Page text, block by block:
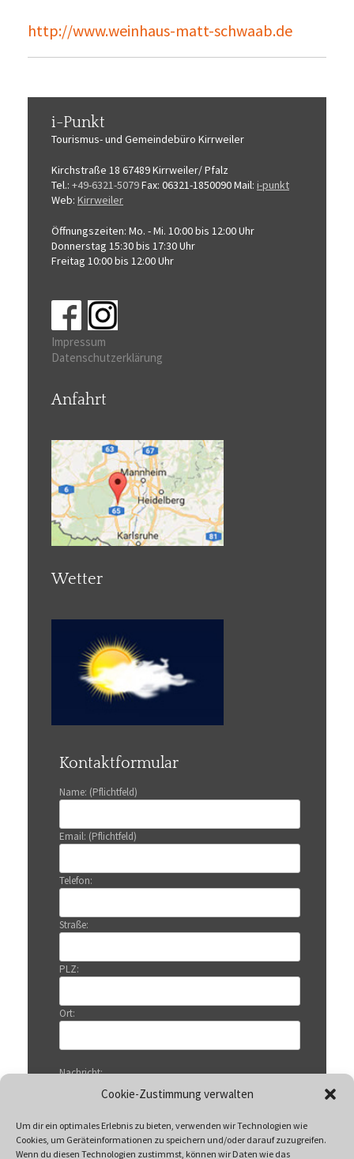
Cookie-Zustimmung verwalten
Um dir ein optimales Erlebnis zu bieten, verwenden wir Technologien wie
Cookies, um Geräteinformationen zu speichern und/oder darauf zuzugreifen.
Wenn du diesen Technologien zustimmst, können wir Daten wie das
http://www.weinhaus-matt-schwaab.de
i-Punkt
Tourismus-und Gemeindebüro Kirrweiler
Kirchstraße 18 67489 Kirrweiler/ Pfalz
Tel.: +49-6321-5079Fax: 06321-1850090Mail: i-punkt
Web: Kirrweiler
Öffnungszeiten: Mo. - Mi. 10:00 bis 12:00 Uhr
Donnerstag 15:30 bis 17:30 Uhr
Freitag 10:00 bis 12:00 Uhr
Impressum
Datenschutzerklärung
Anfahrt
Wetter
Kontaktformular
Name: (Pflichtfeld)
Email: (Pflichtfeld)
Telefon:
Straße:
PLZ:
Ort:
Nachricht: